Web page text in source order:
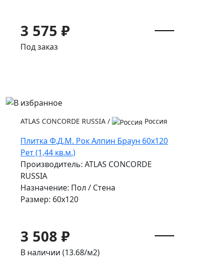
3 575 ₽
Под заказ
ATLAS CONCORDE RUSSIA / Россия
Плитка Ф.Д.М. Pок Алпин Браун 60x120
Рет (1,44 кв.м.)
Производитель: ATLAS CONCORDE
RUSSIA
Назначение: Пол / Стена
Размер: 60x120
3 508 ₽
В наличии (13.68/м2)